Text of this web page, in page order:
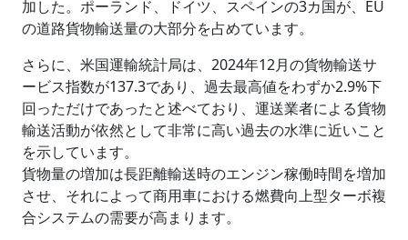
加した。ポーランド、ドイツ、スペインの3カ国が、EU
の道路貨物輸送量の大部分を占めています。
さらに、米国運輸統計局は、2024年12月の貨物輸送サ
ービス指数が137.3であり、過去最高値をわずか2.9%下
回っただけであったと述べており、運送業者による貨物
輸送活動が依然として非常に高い過去の水準に近いこと
を示しています。
貨物量の増加は長距離輸送時のエンジン稼働時間を増加
させ、それによって商用車における燃費向上型ターボ複
合システムの需要が高まります。